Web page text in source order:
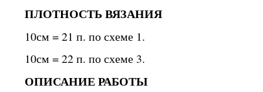
ПЛОТНОСТЬ ВЯЗАНИЯ
10см = 21 п. по схеме 1.
10см = 22 п. по схеме 3.
ОПИСАНИЕ РАБОТЫ